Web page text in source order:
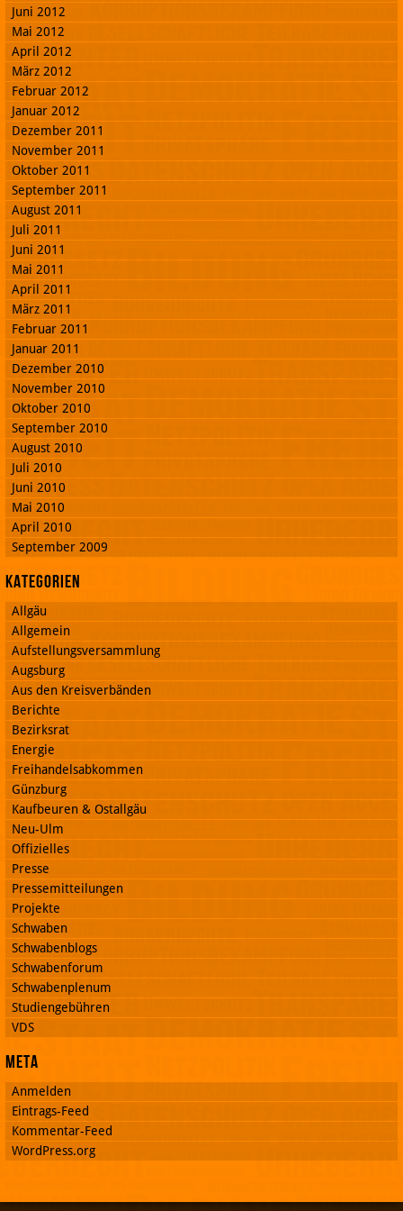
Juni 2012
Mai 2012
April 2012
März 2012
Februar 2012
Januar 2012
Dezember 2011
November 2011
Oktober 2011
September 2011
August 2011
Juli 2011
Juni 2011
Mai 2011
April 2011
März 2011
Februar 2011
Januar 2011
Dezember 2010
November 2010
Oktober 2010
September 2010
August 2010
Juli 2010
Juni 2010
Mai 2010
April 2010
September 2009
Kategorien
Allgäu
Allgemein
Aufstellungsversammlung
Augsburg
Aus den Kreisverbänden
Berichte
Bezirksrat
Energie
Freihandelsabkommen
Günzburg
Kaufbeuren & Ostallgäu
Neu-Ulm
Offizielles
Presse
Pressemitteilungen
Projekte
Schwaben
Schwabenblogs
Schwabenforum
Schwabenplenum
Studiengebühren
VDS
Meta
Anmelden
Eintrags-Feed
Kommentar-Feed
WordPress.org